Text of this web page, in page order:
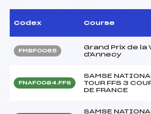
Codex Course
FMBF0065
Grand Prix de la
d'Annecy
FNAF0084.FFS
SAMSE
TOUR FFS 3
DE FRANCE
SAMSE